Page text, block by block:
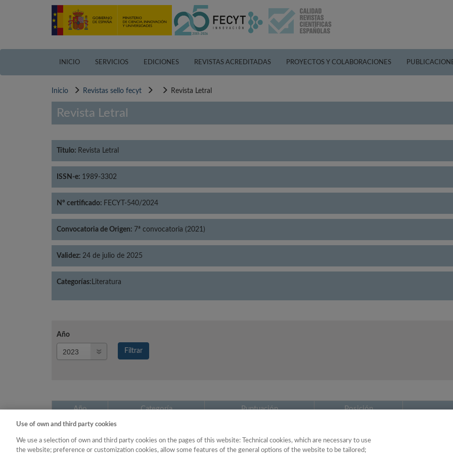
INICIO SERVICIOS EDICIONES REVISTAS ACREDITADAS PROYECTOS Y COLABORACIONES
Inicio Revistas sello fecyt Revista Letral
Revista Letral
Título: Revista Letral
ISSN-e: 1989-3302
Nº certificado: FECYT-540/2024
Convocatoria de Origen: 7ª convocatoria (2021)
Validez: 24 de julio de 2025
Categorías: Literatura
Año
Filtrar
Año Categoría Puntuación Posición
2023
Use of own and third party cookies
We use a selection of own and third party cookies on the pages of this website: Technical cookies, which are necessary to use
the website; preference or customization cookies, allow some features of the general options of the website to be tailored;